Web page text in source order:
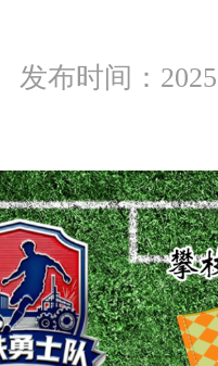
发布时间：